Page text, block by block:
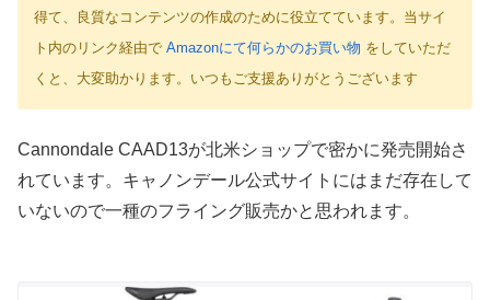
得て、良質なコンテンツの作成のために役立てています。当サイ
ト内のリンク経由で Amazonにて何らかのお買い物 をしていただ
くと、大変助かります。いつもご支援ありがとうございます
Cannondale CAAD13が北米ショップで密かに発売開始さ
れています。キャノンデール公式サイトにはまだ存在して
いないので一種のフライング販売かと思われます。